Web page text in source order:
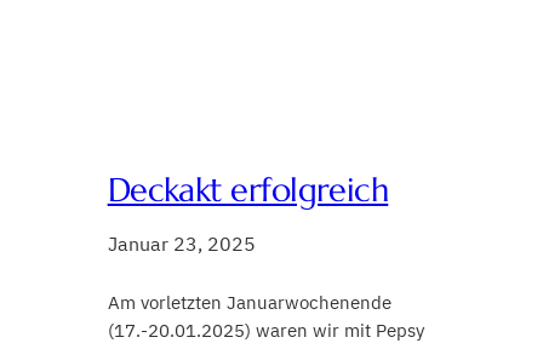
Deckakt erfolgreich
Januar 23, 2025
Am vorletzten Januarwochenende
(17.-20.01.2025) waren wir mit Pepsy